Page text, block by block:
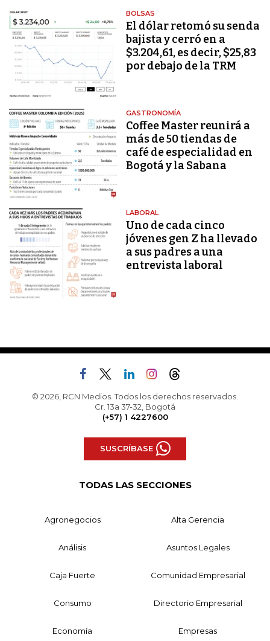
BOLSAS
El dólar retomó su senda
bajista y cerró en a
$3.204,61, es decir, $25,83
por debajo de la TRM
GASTRONOMÍA
Coffee Master reunirá a
más de 50 tiendas de
café de especialidad en
Bogotá y la Sabana
LABORAL
Uno de cada cinco
jóvenes gen Z ha llevado
a sus padres a una
entrevista laboral
© 2026, RCN Medios. Todos los derechos reservados.
Cr. 13a 37-32, Bogotá
(+57) 1 4227600
SUSCRÍBASE
TODAS LAS SECCIONES
Agronegocios Alta Gerencia
Análisis Asuntos Legales
Caja Fuerte Comunidad Empresarial
Consumo Directorio Empresarial
Economía Empresas